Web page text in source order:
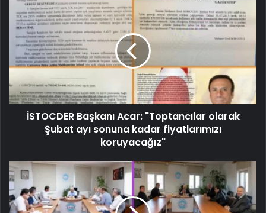
İSTOCDER Başkanı Acar: "Toptancılar olarak
Şubat ayı sonuna kadar fiyatlarımızı
koruyacağız"